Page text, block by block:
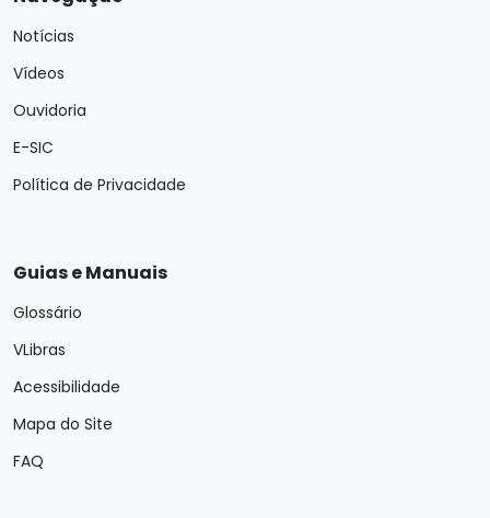
Notícias
Vídeos
Ouvidoria
E-SIC
Política de Privacidade
Guias e Manuais
Glossário
VLibras
Acessibilidade
Mapa do Site
FAQ